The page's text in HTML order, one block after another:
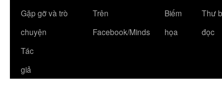
Gặp gỡ và trò
chuyện
Trên
Facebook/Minds
Biếm
họa
Thư
đọc
Tác
giả